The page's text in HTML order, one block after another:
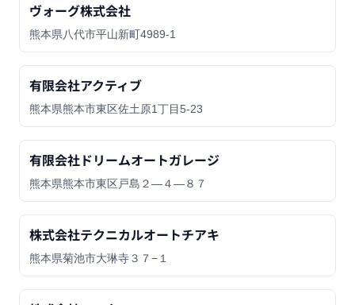
ヴォーグ株式会社
熊本県八代市平山新町4989-1
有限会社アクティブ
熊本県熊本市東区佐土原1丁目5-23
有限会社ドリームオートガレージ
熊本県熊本市東区戸島２―４―８７
株式会社テクニカルオートチアキ
熊本県菊池市大琳寺３７−１